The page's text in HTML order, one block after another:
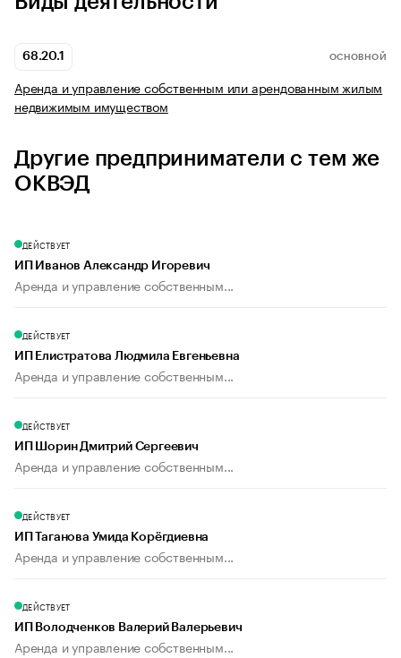
68.20.1 ОСНОВНОЙ
Аренда и управление собственным или арендованным жилым
недвижимым имуществом
Другие предприниматели с тем же
ОКВЭД
ДЕЙСТВУЕТ
ИП Иванов Александр Игоревич
Аренда и управление собственным...
ДЕЙСТВУЕТ
ИП Елистратова Людмила Евгеньевна
Аренда и управление собственным...
ДЕЙСТВУЕТ
ИП Шорин Дмитрий Сергеевич
Аренда и управление собственным...
ДЕЙСТВУЕТ
ИП Таганова Умида Корёгдиевна
Аренда и управление собственным...
ДЕЙСТВУЕТ
ИП Володченков Валерий Валерьевич
Аренда и управление собственным...